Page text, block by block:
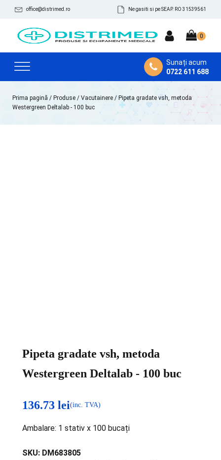
office@distrimed.ro Ne gasiti si pe SEAP. RO 31539561
Sunați acum
0722 611 688
Prima pagină / Produse / Vacutainere / Pipeta gradate vsh, metoda
Westergreen Deltalab - 100 buc
Pipeta gradate vsh, metoda
Westergreen Deltalab - 100 buc
136.73 lei(inc. TVA)
Ambalare: 1 stativ x 100 bucați
SKU: DM683805